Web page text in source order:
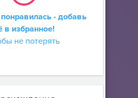
понравилась - добавь
в избранное!
не потерять